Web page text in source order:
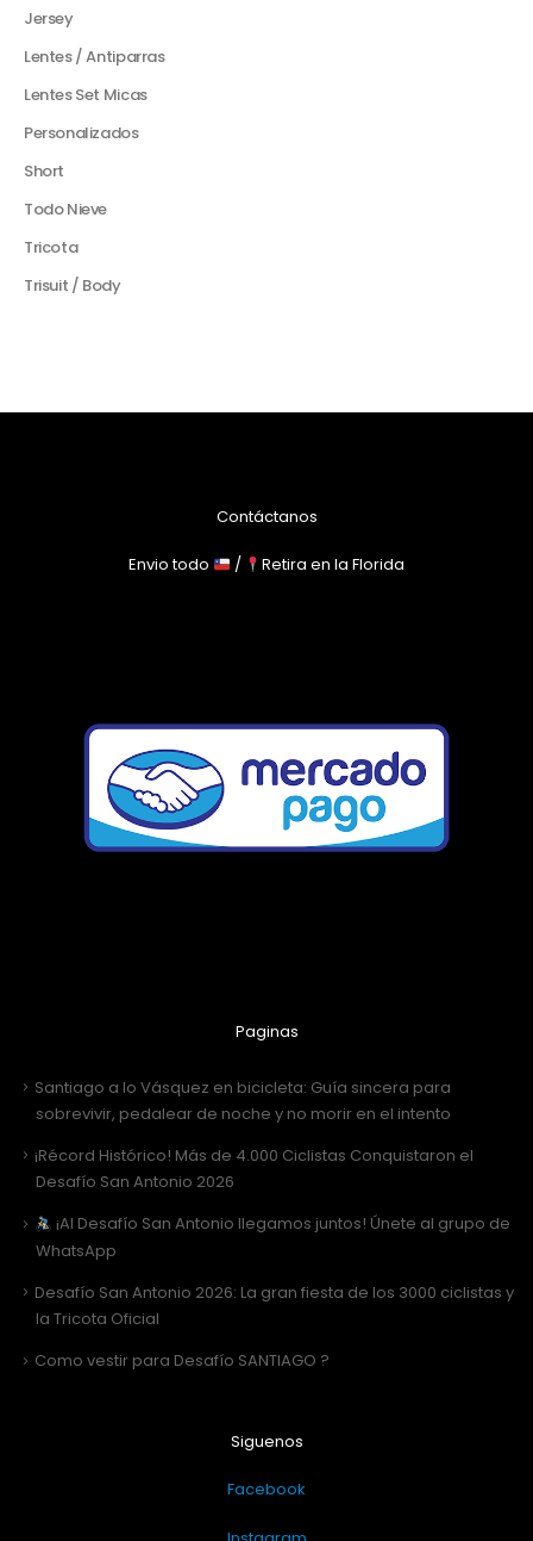
Jersey
Lentes / Antiparras
Lentes Set Micas
Personalizados
Short
Todo Nieve
Tricota
Trisuit / Body
Contáctanos
Envio todo / Retira en la Florida
Paginas
Santiago a lo Vásquez en bicicleta: Guía sincera para
sobrevivir, pedalear de noche y no morir en el intento
¡Récord Histórico! Más de 4.000 Ciclistas Conquistaron el
Desafío San Antonio 2026
¡Al Desafío San Antonio llegamos juntos! Únete al grupo de
WhatsApp
Desafío San Antonio 2026: La gran fiesta de los 3000 ciclistas y
la Tricota Oficial
Como vestir para Desafío SANTIAGO ?
Siguenos
Facebook